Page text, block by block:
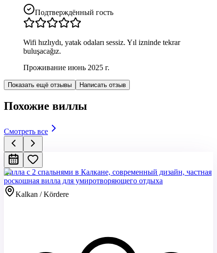
Подтверждённый гость
Wifi hızlıydı, yatak odaları sessiz. Yıl izninde tekrar
buluşacağız.
Проживание июнь 2025 г.
Показать ещё отзывы Написать отзыв
Похожие виллы
Смотреть все
Вилла с 2 спальнями в Калкане, современный дизайн, частная
роскошная вилла для умиротворяющего отдыха
Kalkan / Kördere